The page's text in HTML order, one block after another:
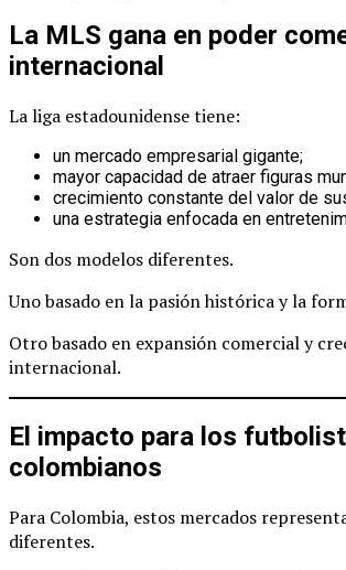
La MLS gana en poder
internacional
La liga estadounidense tiene:
un mercado empresarial gigante;
mayor capacidad de atraer figuras
crecimiento constante del valor de
una estrategia enfocada en
Son dos modelos diferentes.
Uno basado en la pasión histórica y la
Otro basado en expansión comercial y
internacional.
El impacto para los
colombianos
Para Colombia, estos mercados
diferentes.